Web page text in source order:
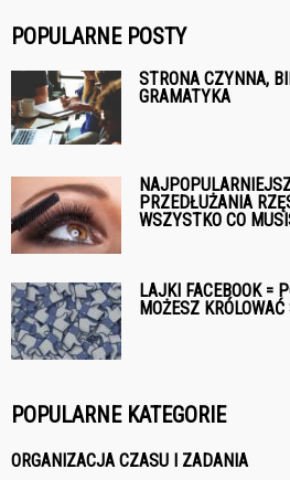
POPULARNE POSTY
STRONA CZYNNA,
GRAMATYKA
PRZEDŁUŻANIA
WSZYSTKO CO
LAJKI FACEBOOK =
MOŻESZ
POPULARNE KATEGORIE
ORGANIZACJA CZASU I ZADANIA